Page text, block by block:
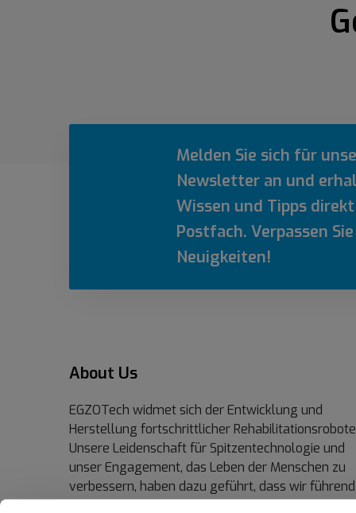
Melden Sie sich für
Newsletter an und
Wissen und Tipps
Postfach. Verpassen
Neuigkeiten!
About Us
EGZOTech widmet sich der Entwicklung und
Herstellung fortschrittlicher
Unsere Leidenschaft für Spitzentechnologie und
unser Engagement, das Leben der Menschen zu
verbessern, haben dazu geführt, dass wir führend